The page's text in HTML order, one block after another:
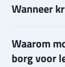
Wanneer
Waarom
borg voor